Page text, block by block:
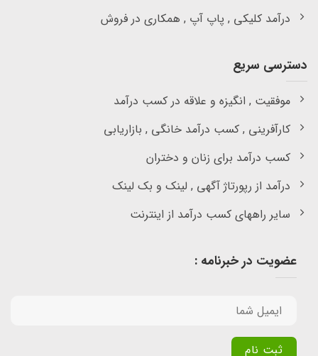
درآمد کلیکی , پاپ آپ , همکاری در فروش
دسترسی سریع
موفقیت , انگیزه و علاقه در کسب درآمد
کارآفرینی , کسب درآمد خانگی , بازاریابی
کسب درآمد برای زنان و دختران
درآمد از رپورتاژ آگهی , لینک و بک لینک
سایر راههای کسب درآمد از اینترنت
عضویت در خبرنامه :